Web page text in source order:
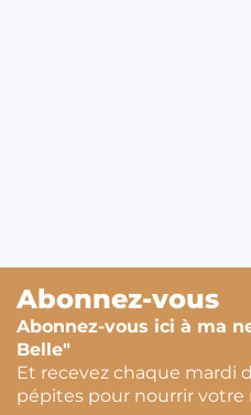
Abonnez-vous
Abonnez-vous ici à ma
Belle"
Et recevez chaque mardi
pépites pour nourrir